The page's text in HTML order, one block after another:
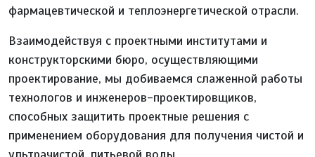
фармацевтической и теплоэнергетической отрасли.
Взаимодействуя с проектными институтами и
конструкторскими бюро, осуществляющими
проектирование, мы добиваемся слаженной работы
технологов и инженеров-проектировщиков,
способных защитить проектные решения с
применением оборудования для получения чистой и